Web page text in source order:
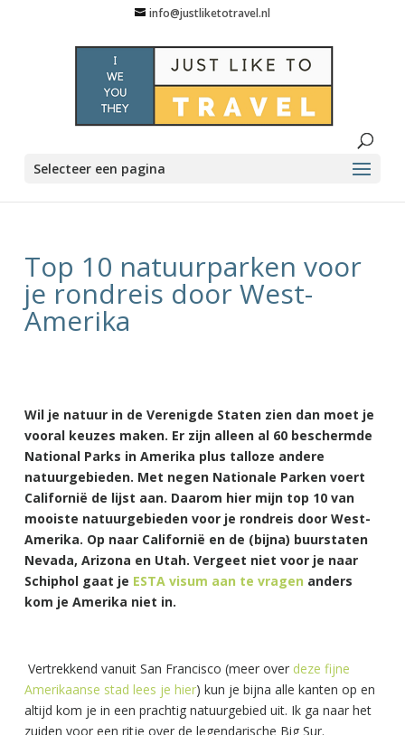
info@justliketotravel.nl
Selecteer een pagina
Top 10 natuurparken voor
je rondreis door West-
Amerika
Wil je natuur in de Verenigde Staten zien dan moet je
vooral keuzes maken. Er zijn alleen al 60 beschermde
National Parks in Amerika plus talloze andere
natuurgebieden. Met negen Nationale Parken voert
Californië de lijst aan. Daarom hier mijn top 10 van
mooiste natuurgebieden voor je rondreis door West-
Amerika. Op naar Californië en de (bijna) buurstaten
Nevada, Arizona en Utah. Vergeet niet voor je naar
Schiphol gaat je ESTA visum aan te vragen anders
kom je Amerika niet in.
Vertrekkend vanuit San Francisco (meer over deze fijne
Amerikaanse stad lees je hier) kun je bijna alle kanten op en
altijd kom je in een prachtig natuurgebied uit. Ik ga naar het
zuiden voor een ritje over de legendarische Big Sur.